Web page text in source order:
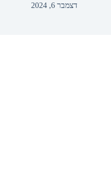
דצמבר 6, 2024